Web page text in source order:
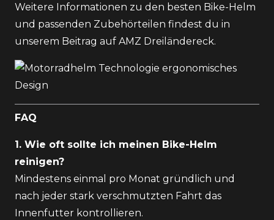
Weitere Informationen zu den besten Bike-Helm
und passenden Zubehörteilen findest du in
unserem Beitrag auf AMZ Dreiländereck.
FAQ
1. Wie oft sollte ich meinen Bike-Helm
reinigen?
Mindestens einmal pro Monat gründlich und
nach jeder stark verschmutzten Fahrt das
Innenfutter kontrollieren.